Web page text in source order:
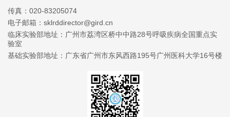
传真：020-83205074
电子邮箱：sklrddirector@gird.cn
临床实验部地址：广州市荔湾区桥中中路28号呼吸疾病全国重点实
验室
基础实验部地址：广东省广州市东风西路195号广州医科大学16号楼